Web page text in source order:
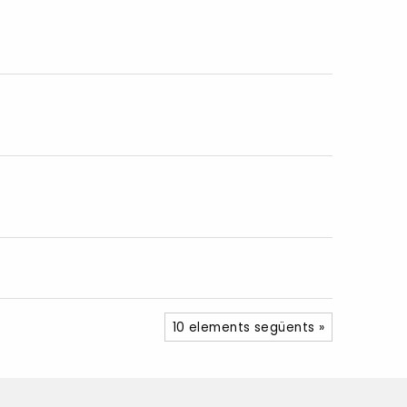
10 elements següents »